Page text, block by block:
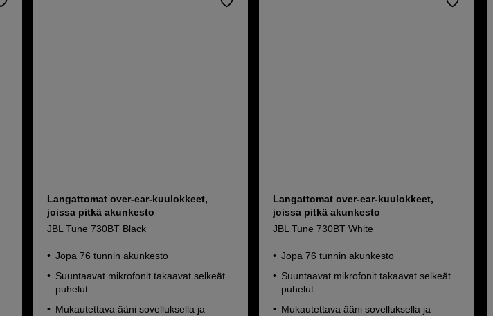
Langattomat over-ear-kuulokkeet,
joissa pitkä akunkesto
JBL Tune 730BT Black
Jopa 76 tunnin akunkesto
Suuntaavat mikrofonit takaavat selkeät
puhelut
Mukautettava ääni sovelluksella ja
Langattomat over-ear-kuulokkeet,
joissa pitkä akunkesto
JBL Tune 730BT White
Jopa 76 tunnin akunkesto
Suuntaavat mikrofonit takaavat selkeät
puhelut
Mukautettava ääni sovelluksella ja